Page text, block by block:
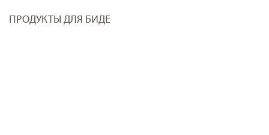
ПРОДУКТЫ ДЛЯ БИДЕ